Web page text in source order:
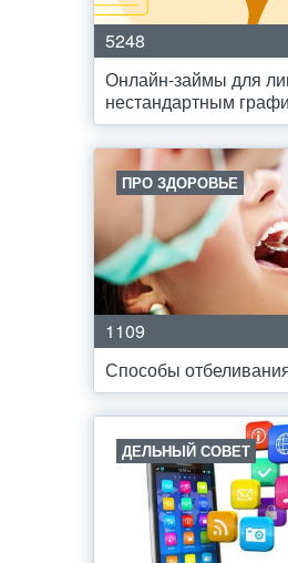
5248
Онлайн-займы для
нестандартным
ПРО ЗДОРОВЬЕ
1109
Способы
ДЕЛЬНЫЙ СОВЕТ